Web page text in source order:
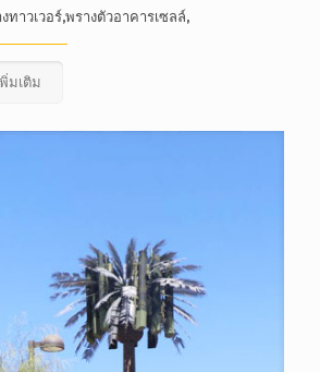
ทาวเวอร์,พรางตัวอาคารเซลล์,
มเติม